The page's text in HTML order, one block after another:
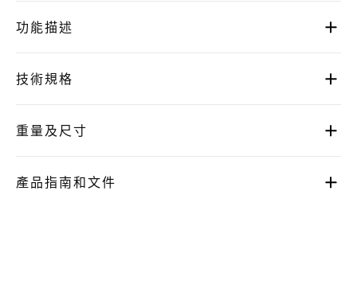
功能描述
技術規格
重量及尺寸
產品指南和文件